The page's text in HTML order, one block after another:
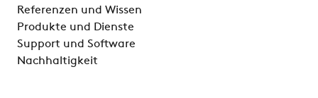
Referenzen und Wissen
Produkte und Dienste
Support und Software
Nachhaltigkeit